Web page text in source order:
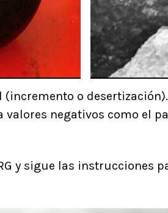
o
negativos como el
y sigue las instrucciones